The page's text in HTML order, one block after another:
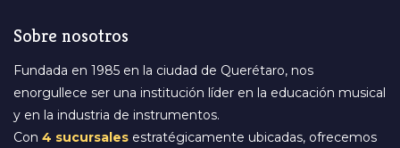
Sobre nosotros
Fundada en 1985 en la ciudad de Querétaro, nos
enorgullece ser una institución líder en la educación musical
y en la industria de instrumentos.
Con 4 sucursales estratégicamente ubicadas, ofrecemos